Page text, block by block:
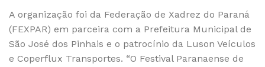
A organização foi da Federação de Xadrez do Paraná
(FEXPAR) em parceira com a Prefeitura Municipal de
São José dos Pinhais e o patrocínio da Luson Veículos
e Coperflux Transportes. “O Festival Paranaense de